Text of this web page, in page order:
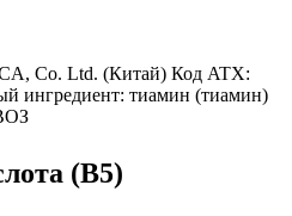
Co. Ltd. (Китай) Код ATX:
ингредиент: тиамин (тиамин)
(B5)